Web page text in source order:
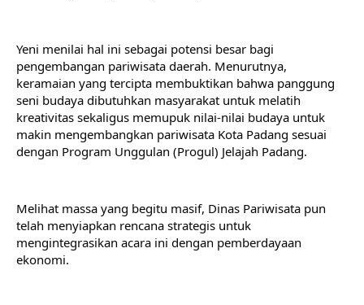
Yeni menilai hal ini sebagai potensi besar bagi
pengembangan pariwisata daerah. Menurutnya,
keramaian yang tercipta membuktikan bahwa panggung
seni budaya dibutuhkan masyarakat untuk melatih
kreativitas sekaligus memupuk nilai-nilai budaya untuk
makin mengembangkan pariwisata Kota Padang sesuai
dengan Program Unggulan (Progul) Jelajah Padang.
Melihat massa yang begitu masif, Dinas Pariwisata pun
telah menyiapkan rencana strategis untuk
mengintegrasikan acara ini dengan pemberdayaan
ekonomi.